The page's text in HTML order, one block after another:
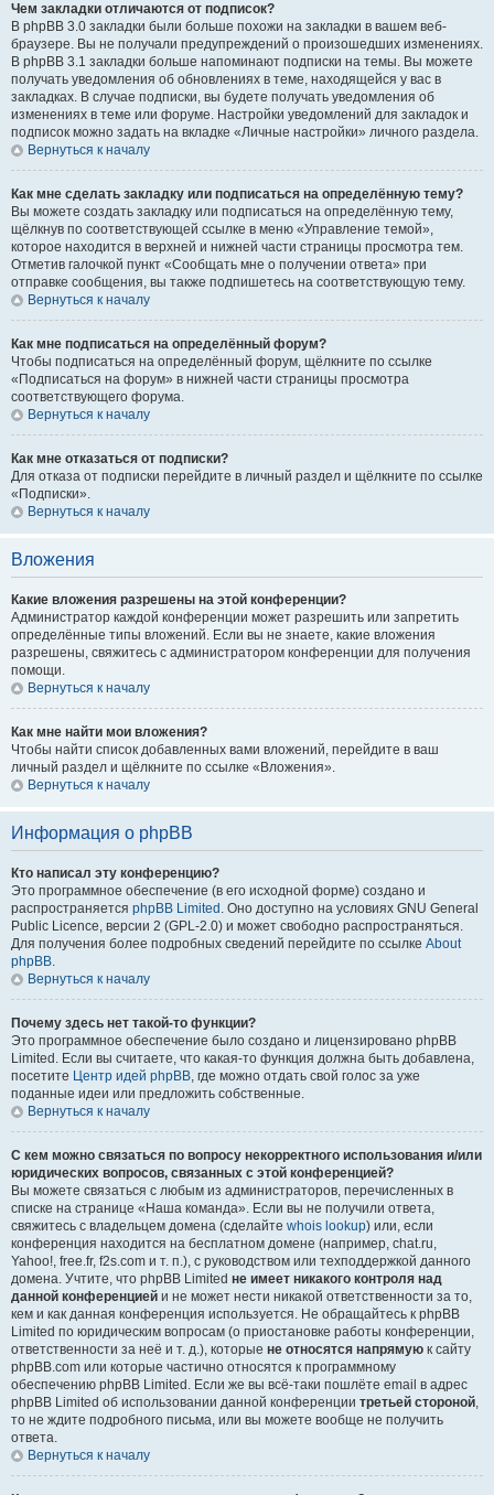
Чем закладки отличаются от подписок?
В phpBB 3.0 закладки были больше похожи на закладки в вашем веб-
браузере. Вы не получали предупреждений о произошедших изменениях.
В phpBB 3.1 закладки больше напоминают подписки на темы. Вы можете
получать уведомления об обновлениях в теме, находящейся у вас в
закладках. В случае подписки, вы будете получать уведомления об
изменениях в теме или форуме. Настройки уведомлений для закладок и
подписок можно задать на вкладке «Личные настройки» личного раздела.
Вернуться к началу
Как мне сделать закладку или подписаться на определённую тему?
Вы можете создать закладку или подписаться на определённую тему,
щёлкнув по соответствующей ссылке в меню «Управление темой»,
которое находится в верхней и нижней части страницы просмотра тем.
Отметив галочкой пункт «Сообщать мне о получении ответа» при
отправке сообщения, вы также подпишетесь на соответствующую тему.
Вернуться к началу
Как мне подписаться на определённый форум?
Чтобы подписаться на определённый форум, щёлкните по ссылке
«Подписаться на форум» в нижней части страницы просмотра
соответствующего форума.
Вернуться к началу
Как мне отказаться от подписки?
Для отказа от подписки перейдите в личный раздел и щёлкните по ссылке
«Подписки».
Вернуться к началу
Вложения
Какие вложения разрешены на этой конференции?
Администратор каждой конференции может разрешить или запретить
определённые типы вложений. Если вы не знаете, какие вложения
разрешены, свяжитесь с администратором конференции для получения
помощи.
Вернуться к началу
Как мне найти мои вложения?
Чтобы найти список добавленных вами вложений, перейдите в ваш
личный раздел и щёлкните по ссылке «Вложения».
Вернуться к началу
Информация о phpBB
Кто написал эту конференцию?
Это программное обеспечение (в его исходной форме) создано и
распространяется phpBB Limited . Оно доступно на условиях GNU General
Public Licence, версии 2 (GPL-2.0) и может свободно распространяться.
Для получения более подробных сведений перейдите по ссылке About
phpBB.
Вернуться к началу
Почему здесь нет такой-то функции?
Это программное обеспечение было создано и лицензировано phpBB
Limited. Если вы считаете, что какая-то функция должна быть добавлена,
посетите Центр идей phpBB, где можно отдать свой голос за уже
поданные идеи или предложить собственные.
Вернуться к началу
С кем можно связаться по вопросу некорректного использования и/или
юридических вопросов, связанных с этой конференцией?
Вы можете связаться с любым из администраторов, перечисленных в
списке на странице «Наша команда». Если вы не получили ответа,
свяжитесь с владельцем домена (сделайте whois lookup) или, если
конференция находится на бесплатном домене (например, chat.ru,
Yahoo!, free.fr, f2s.com и т. п.), с руководством или техподдержкой данного
домена. Учтите, что phpBB Limited не имеет никакого контроля над
данной конференцией и не может нести никакой ответственности за то,
кем и как данная конференция используется. Не обращайтесь к phpBB
Limited по юридическим вопросам (о приостановке работы конференции,
ответственности за неё и т. д.), которые не относятся напрямую к сайту
phpBB.com или которые частично относятся к программному
обеспечению phpBB Limited. Если же вы всё-таки пошлёте email в адрес
phpBB Limited об использовании данной конференции третьей стороной,
то не ждите подробного письма, или вы можете вообще не получить
ответа.
Вернуться к началу